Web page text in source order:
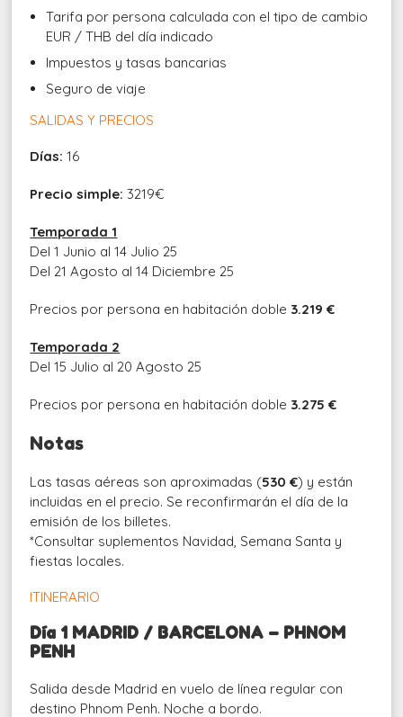
Tarifa por persona calculada con el tipo de cambio
EUR / THB del día indicado
Impuestos y tasas bancarias
Seguro de viaje
SALIDAS Y PRECIOS
Días: 16
Precio simple: 3219€
Temporada 1
Del 1 Junio al 14 Julio 25
Del 21 Agosto al 14 Diciembre 25
Precios por persona en habitación doble 3.219 €
Temporada 2
Del 15 Julio al 20 Agosto 25
Precios por persona en habitación doble 3.275 €
Notas
Las tasas aéreas son aproximadas (530 €) y están
incluidas en el precio. Se reconfirmarán el día de la
emisión de los billetes.
*Consultar suplementos Navidad, Semana Santa y
fiestas locales.
ITINERARIO
Día 1 MADRID / BARCELONA – PHNOM
PENH
Salida desde Madrid en vuelo de línea regular con
destino Phnom Penh. Noche a bordo.